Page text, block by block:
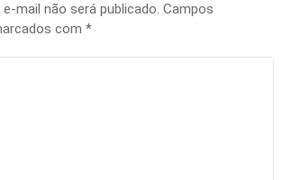
mail não será publicado. Campos
com *